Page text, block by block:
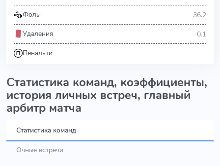
Фолы 36.2
Удаления 0.1
Пенальти -
Статистика команд, коэффициенты,
история личных встреч, главный
арбитр матча
Статистика команд
Очные встречи